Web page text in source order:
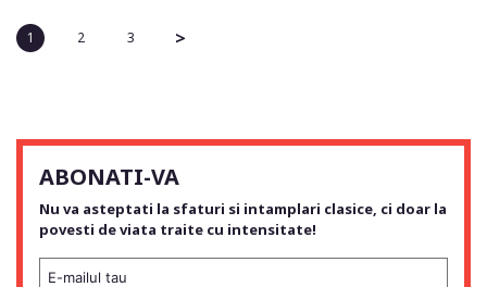
1 2 3 >
ABONATI-VA
Nu va asteptati la sfaturi si intamplari clasice, ci doar la
povesti de viata traite cu intensitate!